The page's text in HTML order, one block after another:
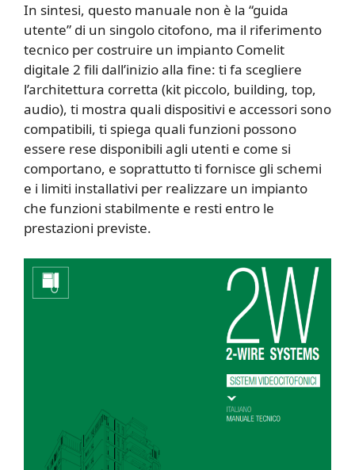
In sintesi, questo manuale non è la “guida
utente” di un singolo citofono, ma il riferimento
tecnico per costruire un impianto Comelit
digitale 2 fili dall’inizio alla fine: ti fa scegliere
l’architettura corretta (kit piccolo, building, top,
audio), ti mostra quali dispositivi e accessori sono
compatibili, ti spiega quali funzioni possono
essere rese disponibili agli utenti e come si
comportano, e soprattutto ti fornisce gli schemi
e i limiti installativi per realizzare un impianto
che funzioni stabilmente e resti entro le
prestazioni previste.